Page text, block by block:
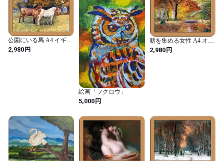
公園にいる馬 A4 イギリ
ス アート
2,980円
絵画「フクロウ」
5,000円
薪を集める女性 A4 オー
ストリア
2,980円